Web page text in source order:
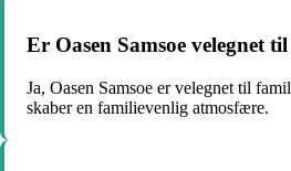
Er Oasen Samsoe velegnet
Ja, Oasen Samsoe er velegnet til
skaber en familievenlig atmosfære.